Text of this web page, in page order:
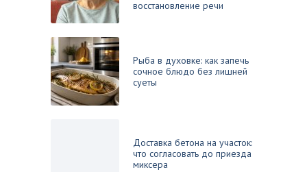
восстановление речи
Рыба в духовке: как запечь
сочное блюдо без лишней
суеты
Доставка бетона на участок:
что согласовать до приезда
миксера